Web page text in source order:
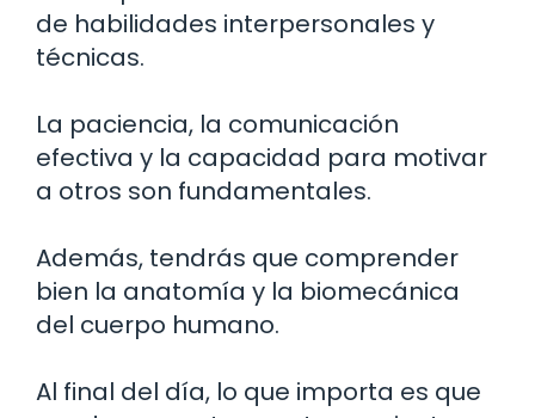
de habilidades interpersonales y
técnicas.
La paciencia, la comunicación
efectiva y la capacidad para motivar
a otros son fundamentales.
Además, tendrás que comprender
bien la anatomía y la biomecánica
del cuerpo humano.
Al final del día, lo que importa es que